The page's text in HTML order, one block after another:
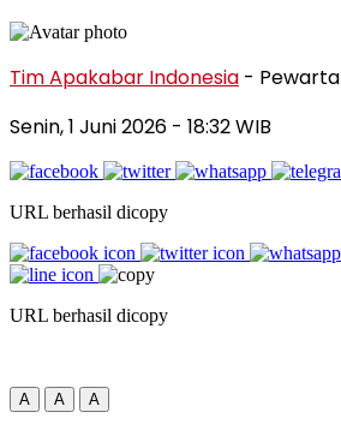
Tim Apakabar Indonesia - Pewarta
Senin, 1 Juni 2026 - 18:32 WIB
URL berhasil dicopy
URL berhasil dicopy
A A A